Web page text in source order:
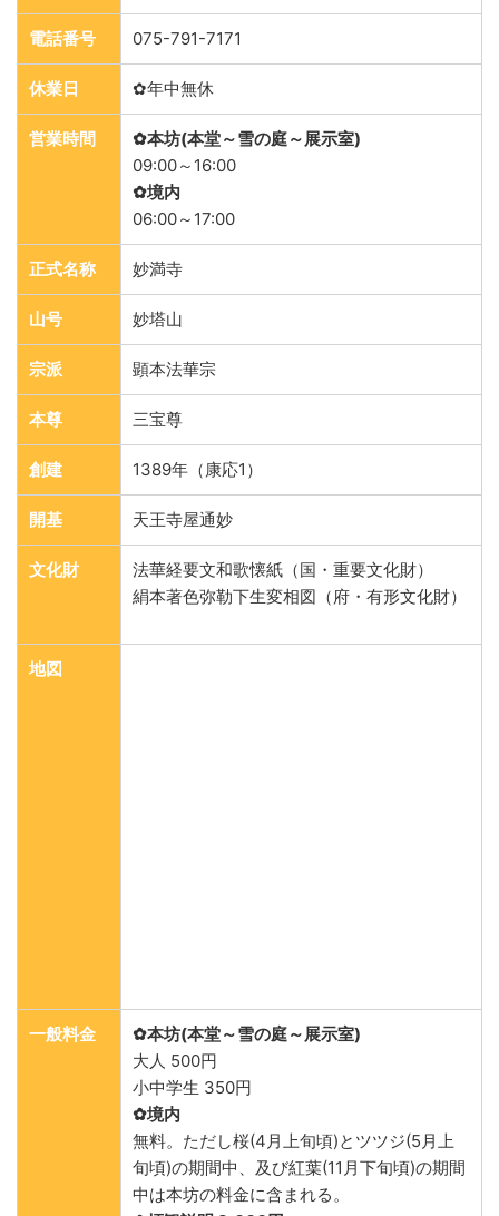
電話番号 075-791-7171
休業日 ✿年中無休
営業時間
✿本坊(本堂～雪の庭～展示室)
09:00～16:00
✿境内
06:00～17:00
正式名称 妙満寺
山号 妙塔山
宗派 顕本法華宗
本尊 三宝尊
創建 1389年（康応1）
開基 天王寺屋通妙
文化財
法華経要文和歌懐紙（国・重要文化財）
絹本著色弥勒下生変相図（府・有形文化財）
地図
一般料金
✿本坊(本堂～雪の庭～展示室)
大人 500円
小中学生 350円
✿境内
無料。ただし桜(4月上旬頃)とツツジ(5月上
旬頃)の期間中、及び紅葉(11月下旬頃)の期間
中は本坊の料金に含まれる。